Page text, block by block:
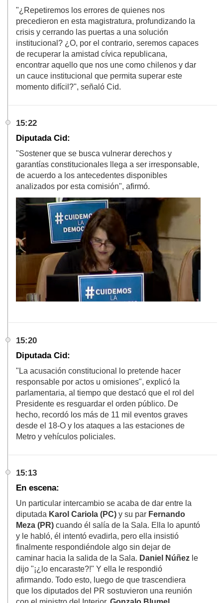
"¿Repetiremos los errores de quienes nos
precedieron en esta magistratura, profundizando la
crisis y cerrando las puertas a una solución
institucional? ¿O, por el contrario, seremos capaces
de recuperar la amistad cívica republicana,
encontrar aquello que nos une como chilenos y dar
un cauce institucional que permita superar este
momento difícil?", señaló Cid.
15:22
Diputada Cid:
"Sostener que se busca vulnerar derechos y
garantías constitucionales llega a ser irresponsable,
de acuerdo a los antecedentes disponibles
analizados por esta comisión", afirmó.
15:20
Diputada Cid:
"La acusación constitucional lo pretende hacer
responsable por actos u omisiones", explicó la
parlamentaria, al tiempo que destacó que el rol del
Presidente es resguardar el orden público. De
hecho, recordó los más de 11 mil eventos graves
desde el 18-O y los ataques a las estaciones de
Metro y vehículos policiales.
15:13
En escena:
Un particular intercambio se acaba de dar entre la
diputada Karol Cariola (PC) y su par Fernando
Meza (PR) cuando él salía de la Sala. Ella lo apuntó
y le habló, él intentó evadirla, pero ella insistió
finalmente respondiéndole algo sin dejar de
caminar hacia la salida de la Sala. Daniel Núñez le
dijo "¡¿lo encaraste?!" Y ella le respondió
afirmando. Todo esto, luego de que trascendiera
que los diputados del PR sostuvieron una reunión